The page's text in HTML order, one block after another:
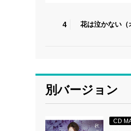
4 花は泣かない（
別バージョン
CD